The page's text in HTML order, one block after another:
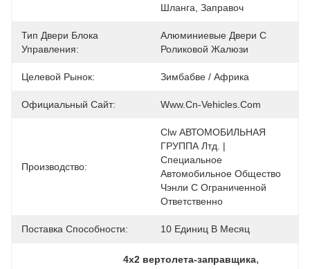
Шланга, Заправоч
Тип Двери Блока
Управления:
Алюминиевые Двери С
Роликовой Жалюзи
Целевой Рынок: Зимбабве / Африка
Официальный Сайт: Www.cn-Vehicles.com
Производство:
Clw АВТОМОБИЛЬНАЯ
ГРУППА Лтд. |
Специальное
Автомобильное Общество
Чэнли С Ограниченной
Ответственно
Поставка Способности: 10 Единиц В Месяц
4x2 вертолета-заправщика,